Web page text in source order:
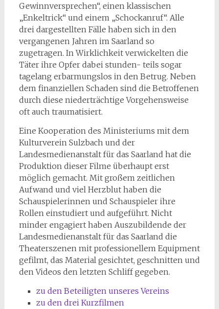
Gewinnversprechen“, einen klassischen
„Enkeltrick“ und einem „Schockanruf“. Alle
drei dargestellten Fälle haben sich in den
vergangenen Jahren im Saarland so
zugetragen. In Wirklichkeit verwickelten die
Täter ihre Opfer dabei stunden- teils sogar
tagelang erbarmungslos in den Betrug. Neben
dem finanziellen Schaden sind die Betroffenen
durch diese niederträchtige Vorgehensweise
oft auch traumatisiert.
Eine Kooperation des Ministeriums mit dem
Kulturverein Sulzbach und der
Landesmedienanstalt für das Saarland hat die
Produktion dieser Filme überhaupt erst
möglich gemacht. Mit großem zeitlichen
Aufwand und viel Herzblut haben die
Schauspielerinnen und Schauspieler ihre
Rollen einstudiert und aufgeführt. Nicht
minder engagiert haben Auszubildende der
Landesmedienanstalt für das Saarland die
Theaterszenen mit professionellem Equipment
gefilmt, das Material gesichtet, geschnitten und
den Videos den letzten Schliff gegeben.
zu den Beteiligten unseres Vereins
zu den drei Kurzfilmen